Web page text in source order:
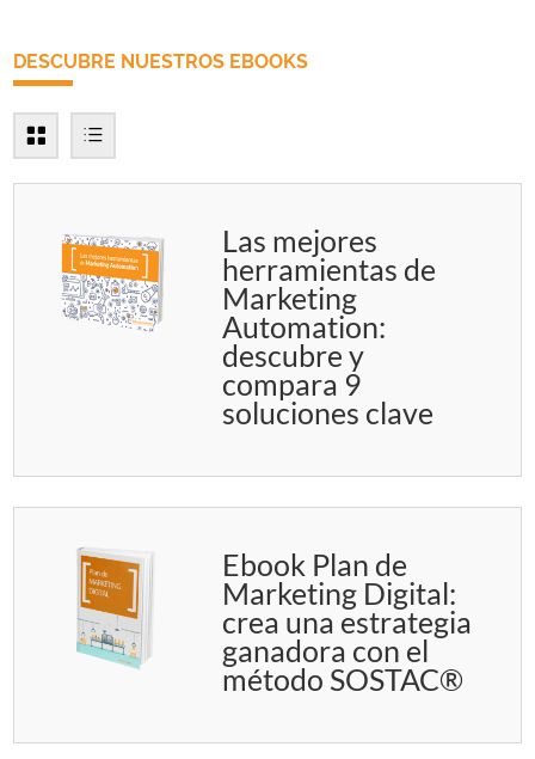
DESCUBRE NUESTROS EBOOKS
Las mejores
herramientas de
Marketing
Automation:
descubre y
compara 9
soluciones clave
Ebook Plan de
Marketing Digital:
crea una estrategia
ganadora con el
método SOSTAC®